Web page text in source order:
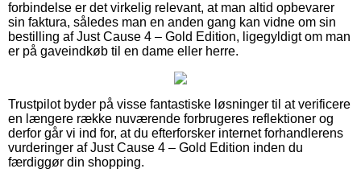
forbindelse er det virkelig relevant, at man altid opbevarer
sin faktura, således man en anden gang kan vidne om sin
bestilling af Just Cause 4 – Gold Edition, ligegyldigt om man
er på gaveindkøb til en dame eller herre.
Trustpilot byder på visse fantastiske løsninger til at verificere
en længere række nuværende forbrugeres reflektioner og
derfor går vi ind for, at du efterforsker internet forhandlerens
vurderinger af Just Cause 4 – Gold Edition inden du
færdiggør din shopping.